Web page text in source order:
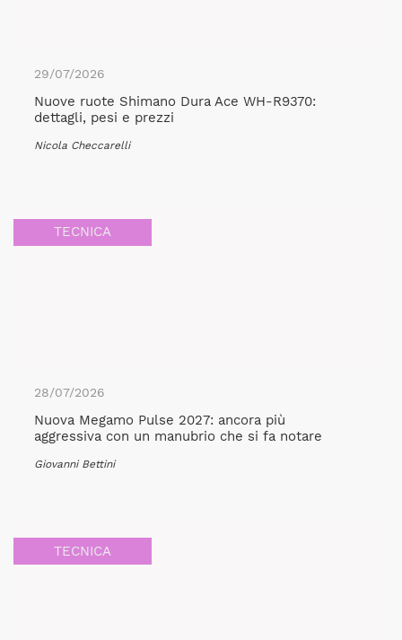
29/07/2026
Nuove ruote Shimano Dura Ace WH-R9370:
dettagli, pesi e prezzi
Nicola Checcarelli
TECNICA
28/07/2026
Nuova Megamo Pulse 2027: ancora più
aggressiva con un manubrio che si fa notare
Giovanni Bettini
TECNICA